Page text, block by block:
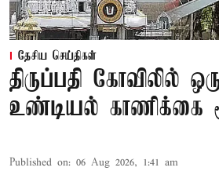
தேசிய செய்திகள்
திருப்பதி கோவிலில்
உண்டியல் காணிக்கை
Published on: 06 Aug 2026, 1:41 am